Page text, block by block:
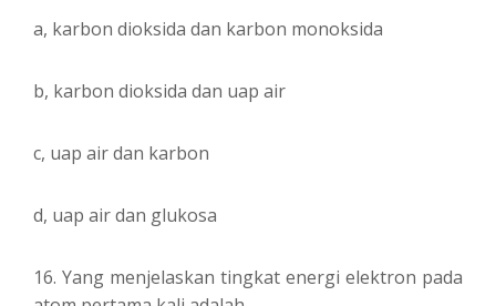
a, karbon dioksida dan karbon monoksida
b, karbon dioksida dan uap air
c, uap air dan karbon
d, uap air dan glukosa
16. Yang menjelaskan tingkat energi elektron pada